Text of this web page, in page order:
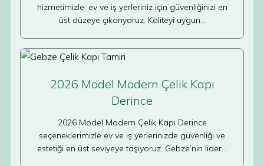
hizmetimizle, ev ve iş yerleriniz için güvenliğinizi en
üst düzeye çıkarıyoruz. Kaliteyi uygun…
2026 Model Modern Çelik Kapı
Derince
2026 Model Modern Çelik Kapı Derince
seçeneklerimizle ev ve iş yerlerinizde güvenliği ve
estetiği en üst seviyeye taşıyoruz. Gebze’nin lider…